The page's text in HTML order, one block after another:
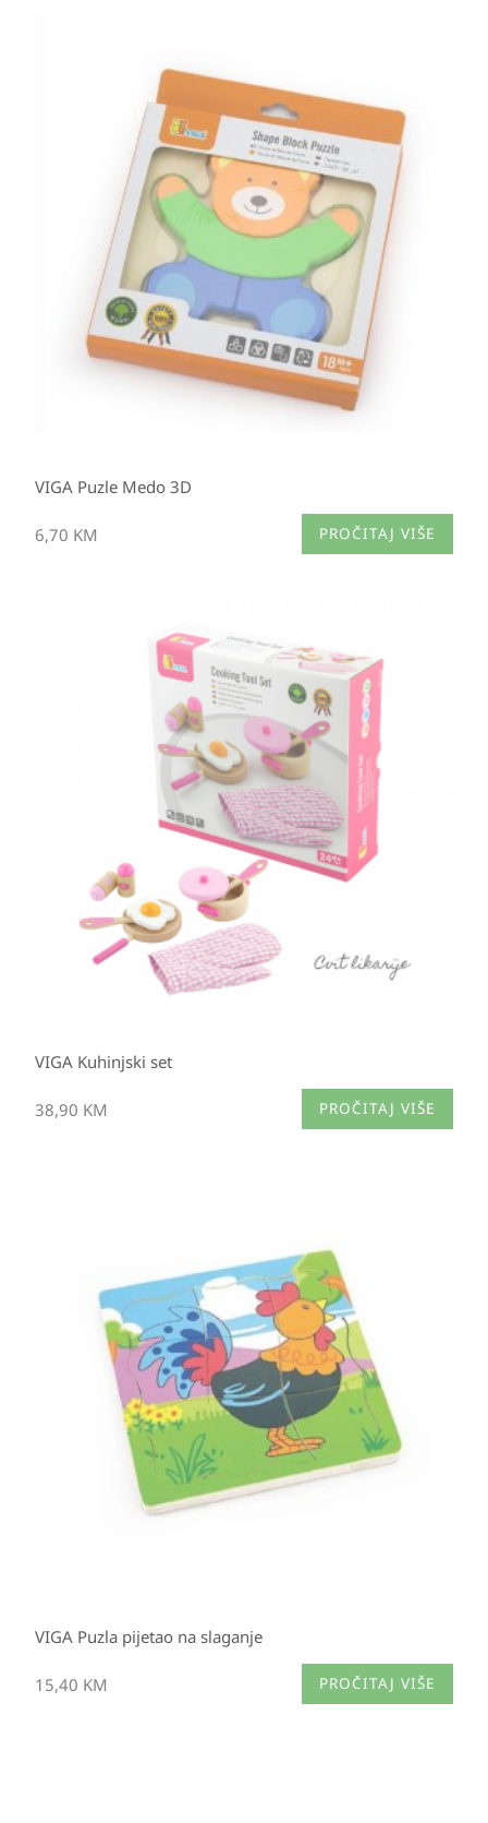
VIGA Puzle Medo 3D
6,70 KM PROČITAJ VIŠE
VIGA Kuhinjski set
38,90 KM PROČITAJ VIŠE
VIGA Puzla pijetao na slaganje
15,40 KM PROČITAJ VIŠE